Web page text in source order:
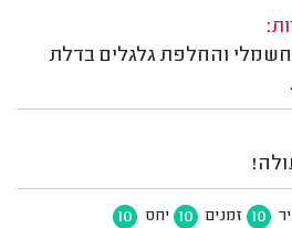
חשמלי והחלפת גלגלים בדלת
10 זמנים 10 יחס 10